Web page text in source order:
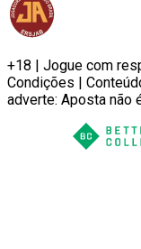
+18 | Jogue com
Condições |
adverte: Aposta não